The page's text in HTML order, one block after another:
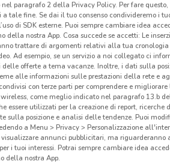
paragrafo 2 della Privacy Policy. Per fare
tale fine. Se dai il tuo consenso condivideremo i
di SDK esterne. Puoi sempre cambiare idea
della nostra App. Cosa succede se accetti: Le
trattare di argomenti relativi alla tua cronologia
Ad esempio, se un servizio a noi collegato ci
offerte a tema vacanze. Inoltre, i dati sulla
alle informazioni sulle prestazioni della rete e
con terze parti per comprendere e
come meglio indicato nel paragrafo 13.b
essere utilizzati per la creazione di report, ricerche
sulla posizione e analisi delle tendenze. Puoi
a Menu > Privacy > Personalizzazione
annunci pubblicitari, ma riguarderanno
i tuoi interessi. Potrai sempre cambiare idea
della nostra App.